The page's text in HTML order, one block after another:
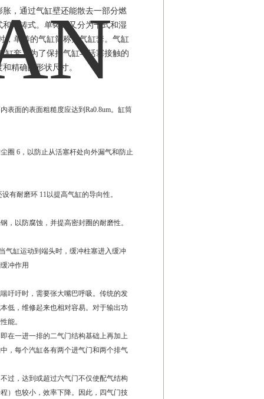
，通过气缸壁还能散去一部分燃
单铸式。单铸式又分为干式和湿
，单铸的气缸筒称为气缸套。气缸
缸套。为了保持气缸与活塞接触的
精确的形状尺寸。
表面的表面粗糙度应达到Ra0.8um。缸筒
圈 6，以防止从活塞杆处向外漏气和防止
有耐磨环 11以提高气缸的导向性。
，以防腐蚀，并提高密封圈的耐磨性。
气缸运动到端头时，缓冲柱塞进入缓冲
冲作用
吁吁时，需要张大嘴巴呼吸。传统的发
低，维修起来也相对容易。对于输出功
能。
在一进一排的二气门结构基础上再加上
，每个汽缸各有两个进气门和两个排气
过，达到或超过六气门不仅使配气结构
）也较小，效率下降。因此，四气门技